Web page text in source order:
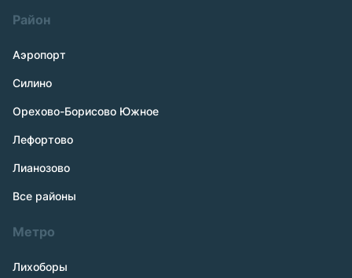
Район
Аэропорт
Силино
Орехово-Борисово Южное
Лефортово
Лианозово
Все районы
Метро
Лихоборы